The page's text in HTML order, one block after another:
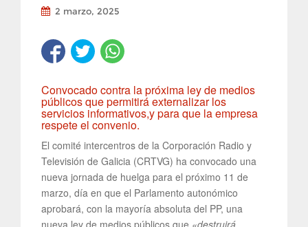
2 marzo, 2025
Convocado contra la próxima ley de medios
públicos que permitirá externalizar los
servicios informativos,y para que la empresa
respete el convenio.
El comité intercentros de la Corporación Radio y
Televisión de Galicia (CRTVG) ha convocado una
nueva jornada de huelga para el próximo 11 de
marzo, día en que el Parlamento autonómico
aprobará, con la mayoría absoluta del PP, una